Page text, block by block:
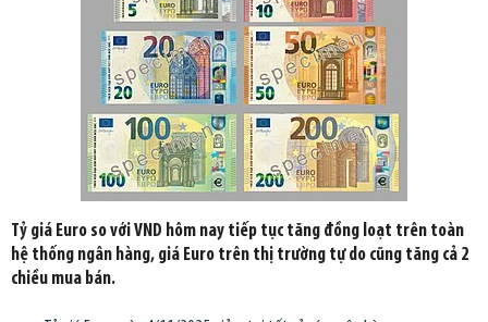
Tỷ giá Euro so với VND hôm nay tiếp tục tăng đồng loạt trên toàn
hệ thống ngân hàng, giá Euro trên thị trường tự do cũng tăng cả 2
chiều mua bán.